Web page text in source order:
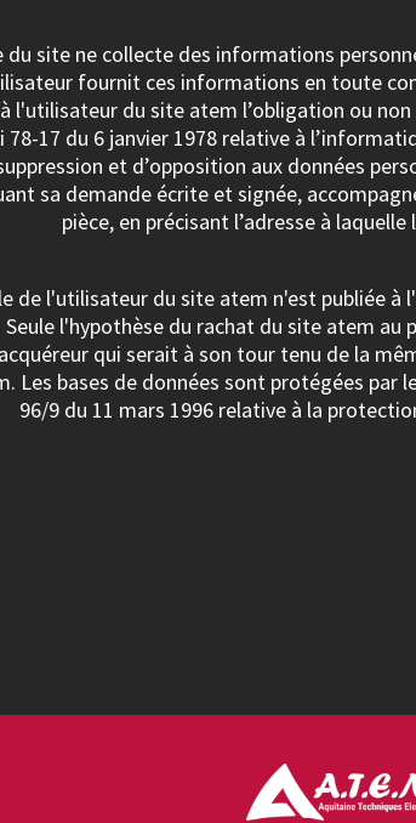
site ne collecte des informations
fournit ces informations en toute
l'utilisateur du site atem l’obligation ou
17 du 6 janvier 1978 relative à
et d’opposition aux données
sa demande écrite et signée,
pièce, en précisant l’adresse à
de l'utilisateur du site atem n'est publiée à
l'hypothèse du rachat du site atem
qui serait à son tour tenu de la
Les bases de données sont protégées
96/9 du 11 mars 1996 relative à la